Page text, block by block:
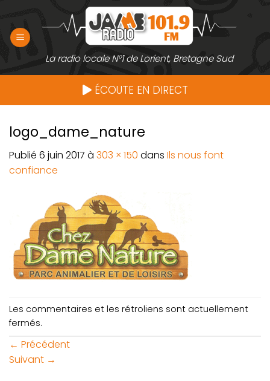
contenu
La radio locale N°1 de Lorient, Bretagne Sud
ÉCOUTE EN DIRECT
logo_dame_nature
Publié 6 juin 2017 à 303 × 150 dans Ils nous font
confiance
Les commentaires et les rétroliens sont actuellement
fermés.
← Précédent
Suivant →